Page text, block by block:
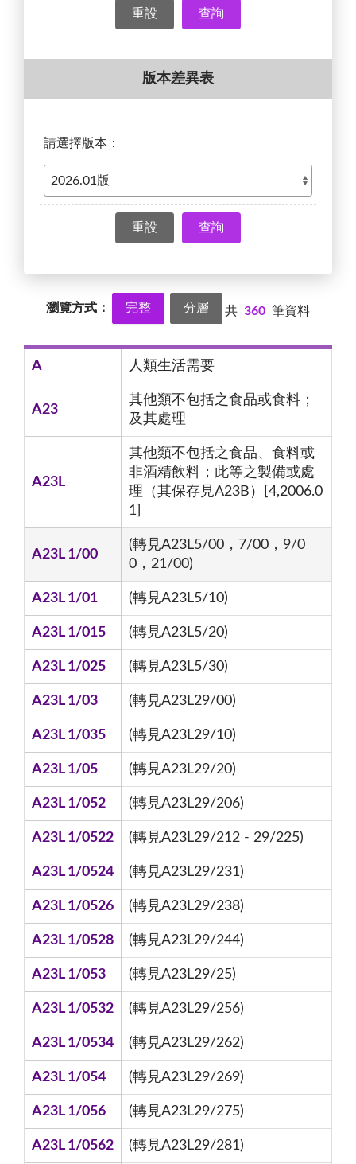
查詢
版本差異表
請選擇版本：
查詢
瀏覽方式： 完整 分層 共 360 筆資料
A 人類生活需要
A23
其他類不包括之食品或食料；
及其處理
A23L
其他類不包括之食品、食料或
非酒精飲料；此等之製備或處
理（其保存見A23B）[4,2006.0
1]
A23L 1/00
(轉見A23L5/00，7/00，9/0
0，21/00)
A23L 1/01 (轉見A23L5/10)
A23L 1/015 (轉見A23L5/20)
A23L 1/025 (轉見A23L5/30)
A23L 1/03 (轉見A23L29/00)
A23L 1/035 (轉見A23L29/10)
A23L 1/05 (轉見A23L29/20)
A23L 1/052 (轉見A23L29/206)
A23L 1/0522 (轉見A23L29/212 - 29/225)
A23L 1/0524 (轉見A23L29/231)
A23L 1/0526 (轉見A23L29/238)
A23L 1/0528 (轉見A23L29/244)
A23L 1/053 (轉見A23L29/25)
A23L 1/0532 (轉見A23L29/256)
A23L 1/0534 (轉見A23L29/262)
A23L 1/054 (轉見A23L29/269)
A23L 1/056 (轉見A23L29/275)
A23L 1/0562 (轉見A23L29/281)